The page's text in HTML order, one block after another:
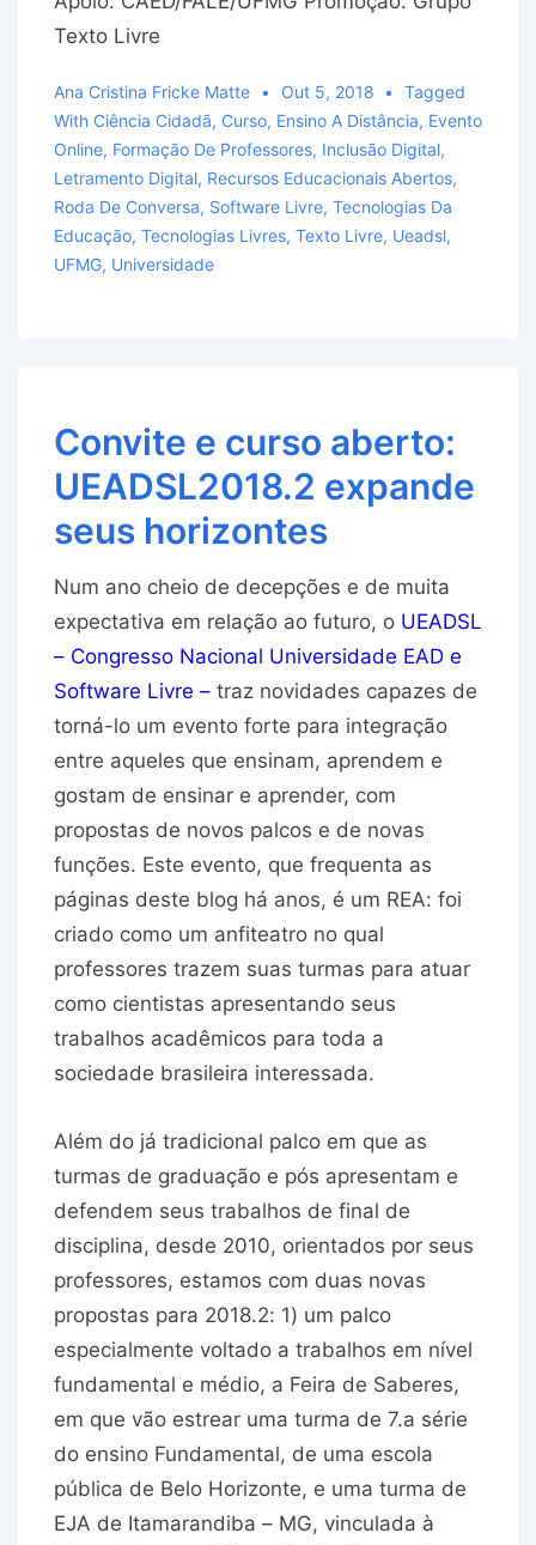
Texto Livre
Ana Cristina Fricke Matte Out 5, 2018
Tagged
With Ciência Cidadã, Curso, Ensino A Distância, Evento
Online, Formação De Professores, Inclusão Digital,
Letramento Digital, Recursos Educacionais Abertos,
Roda De Conversa, Software Livre, Tecnologias Da
Educação, Tecnologias Livres, Texto Livre, Ueadsl,
UFMG, Universidade
Convite e curso aberto:
UEADSL2018.2 expande
seus horizontes
Num ano cheio de decepções e de muita
expectativa em relação ao futuro, o UEADSL
– Congresso Nacional Universidade EAD e
Software Livre – traz novidades capazes de
torná-lo um evento forte para integração
entre aqueles que ensinam, aprendem e
gostam de ensinar e aprender, com
propostas de novos palcos e de novas
funções. Este evento, que frequenta as
páginas deste blog há anos, é um REA: foi
criado como um anfiteatro no qual
professores trazem suas turmas para atuar
como cientistas apresentando seus
trabalhos acadêmicos para toda a
sociedade brasileira interessada.
Além do já tradicional palco em que as
turmas de graduação e pós apresentam e
defendem seus trabalhos de final de
disciplina, desde 2010, orientados por seus
professores, estamos com duas novas
propostas para 2018.2: 1) um palco
especialmente voltado a trabalhos em nível
fundamental e médio, a Feira de Saberes,
em que vão estrear uma turma de 7.a série
do ensino Fundamental, de uma escola
pública de Belo Horizonte, e uma turma de
EJA de Itamarandiba – MG, vinculada à